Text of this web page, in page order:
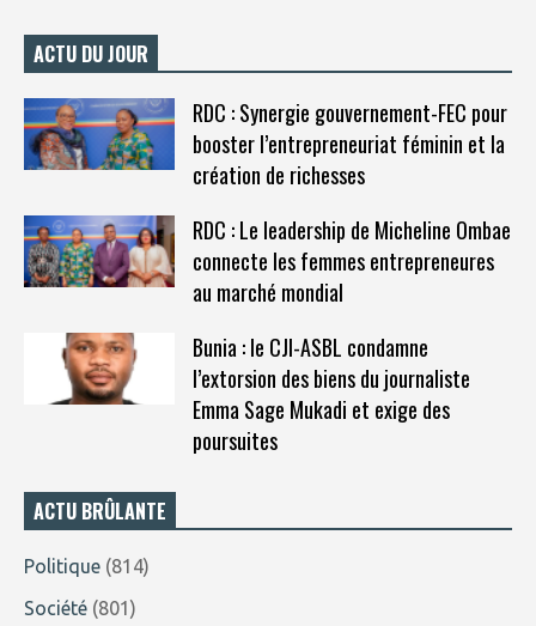
ACTU DU JOUR
RDC : Synergie gouvernement-FEC pour
booster l’entrepreneuriat féminin et la
création de richesses
RDC : Le leadership de Micheline Ombae
connecte les femmes entrepreneures
au marché mondial
Bunia : le CJI-ASBL condamne
l’extorsion des biens du journaliste
Emma Sage Mukadi et exige des
poursuites
ACTU BRÛLANTE
Politique (814)
Société (801)